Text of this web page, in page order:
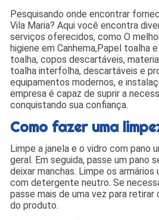
Pesquisando onde encontrar
Vila Maria? Aqui você encontra
serviços oferecidos, como O
higiene em Canhema,Papel toalha
toalha, copos descartáveis,
toalha interfolha, descartáveis e
equipamentos modernos, e
empresa é capaz de suprir a
conquistando sua confiança.
Como fazer uma
Limpe a janela e o vidro com pano
geral. Em seguida, passe um pano
deixar manchas. Limpe os
com detergente neutro. Se
passe mais de uma vez para retirar
do produto.